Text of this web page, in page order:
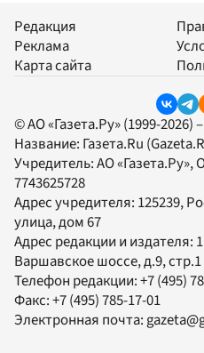
Редакция
Реклама
Карта сайта
© АО «Газета.Ру» (1999-2026)
Название: Газета.Ru
Учредитель:АО «Газета.Ру»,
7743625728
Адрес учредителя: 125239,
улица, дом 67
Адрес редакции и издателя:
Варшавское шоссе, д.9, стр.1
Телефон редакции:+7 (495)
Факс:+7 (495) 785-17-01
Электронная почта: